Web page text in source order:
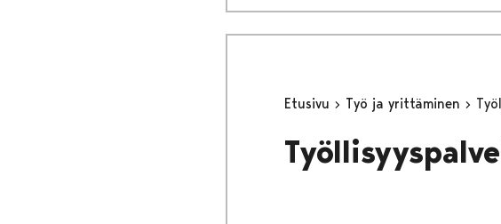
Etusivu Työ ja yrittäminen